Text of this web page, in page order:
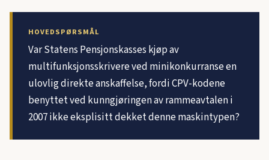
HOVEDSPØRSMÅL
Var Statens Pensjonskasses kjøp av
multifunksjonsskrivere ved minikonkurranse en
ulovlig direkte anskaffelse, fordi CPV-kodene
benyttet ved kunngjøringen av rammeavtalen i
2007 ikke eksplisitt dekket denne maskintypen?